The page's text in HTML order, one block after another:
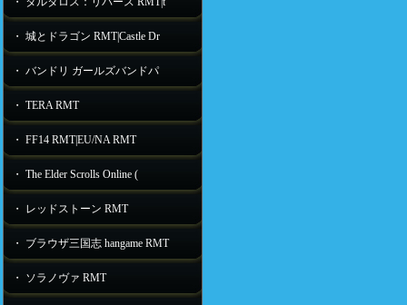
・ 城とドラゴン RMT|Castle Dr
・ バンドリ ガールズバンドパ
・ TERA RMT
・ FF14 RMT|EU/NA RMT
・ The Elder Scrolls Online (
・ レッドストーン RMT
・ ブラウザ三国志 hangame RMT
・ ソラノヴァ RMT